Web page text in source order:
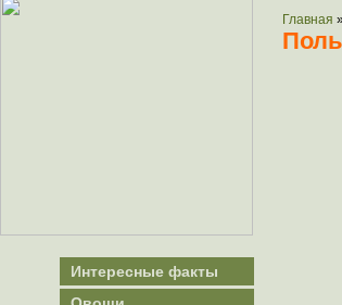
Интересные факты
Главная